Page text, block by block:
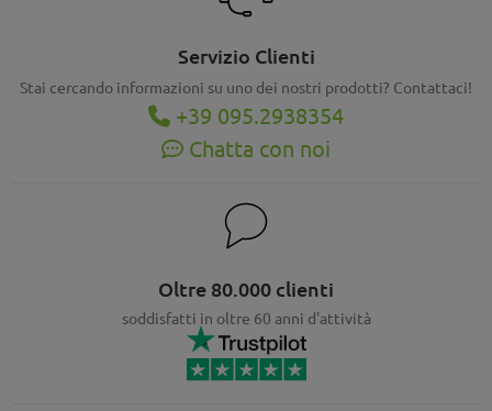
Servizio Clienti
Stai cercando informazioni su uno dei nostri prodotti? Contattaci!
+39 095.2938354
Chatta con noi
Oltre 80.000 clienti
soddisfatti in oltre 60 anni d'attività